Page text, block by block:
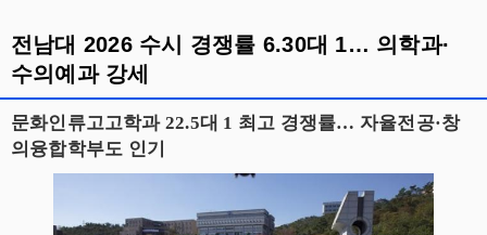
전남대 2026 수시 경쟁률 6.30대 1… 의학과·
수의예과 강세
문화인류고고학과 22.5대 1 최고 경쟁률… 자율전공·창
의융합학부도 인기